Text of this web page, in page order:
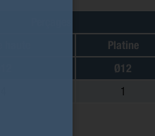
Platine
Ø12
1